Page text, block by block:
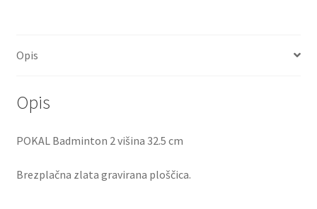
Opis
Opis
POKAL Badminton 2 višina 32.5 cm
Brezplačna zlata gravirana ploščica.